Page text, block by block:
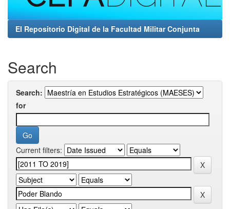
El Repositorio Digital de la Facultad Militar Conjunta
Search
Search:
for
Current filters: